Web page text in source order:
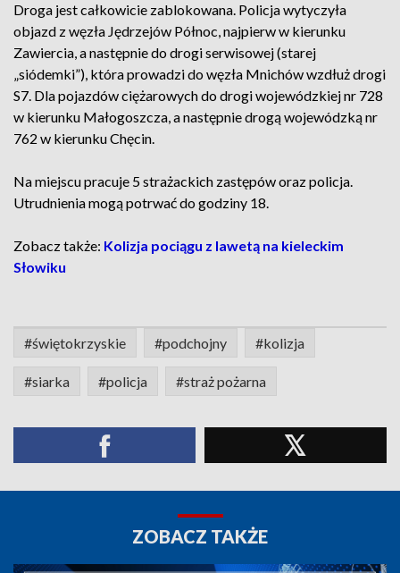
Droga jest całkowicie zablokowana. Policja wytyczyła
objazd z węzła Jędrzejów Północ, najpierw w kierunku
Zawiercia, a następnie do drogi serwisowej (starej
„siódemki”), która prowadzi do węzła Mnichów wzdłuż drogi
S7. Dla pojazdów ciężarowych do drogi wojewódzkiej nr 728
w kierunku Małogoszcza, a następnie drogą wojewódzką nr
762 w kierunku Chęcin.
Na miejscu pracuje 5 strażackich zastępów oraz policja.
Utrudnienia mogą potrwać do godziny 18.
Zobacz także: Kolizja pociągu z lawetą na kieleckim
Słowiku
#świętokrzyskie #podchojny #kolizja
#siarka #policja #straż pożarna
ZOBACZ TAKŻE